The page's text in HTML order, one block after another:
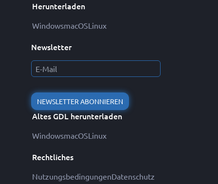
Herunterladen
WindowsmacOSLinux
Newsletter
NEWSLETTER ABONNIEREN
Altes GDL herunterladen
WindowsmacOSLinux
Rechtliches
NutzungsbedingungenDatenschutz